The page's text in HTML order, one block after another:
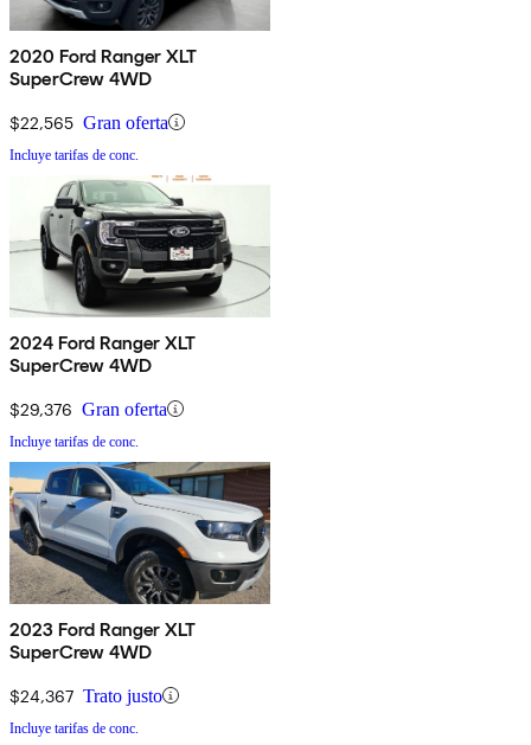
2020 Ford Ranger XLT
SuperCrew 4WD
$22,565 Gran oferta
Incluye tarifas de conc.
2024 Ford Ranger XLT
SuperCrew 4WD
$29,376 Gran oferta
Incluye tarifas de conc.
2023 Ford Ranger XLT
SuperCrew 4WD
$24,367 Trato justo
Incluye tarifas de conc.